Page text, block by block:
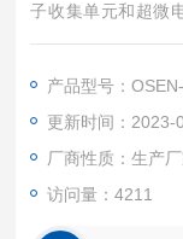
子收集单元和超微
电荷采集稳定。 具
产品型号：
更新时间：2023-
厂商性质：生产
访问量：4211